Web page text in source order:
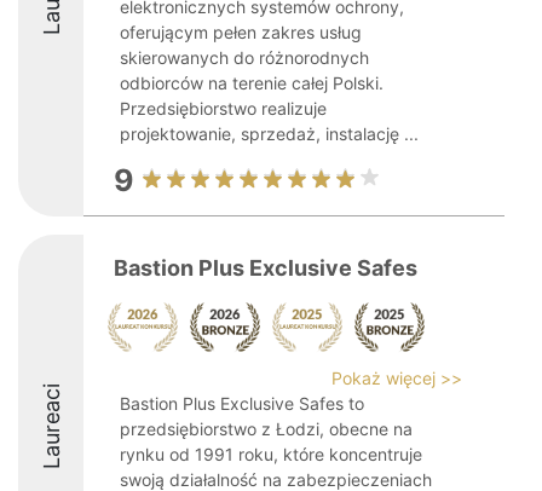
elektronicznych systemów ochrony,
oferującym pełen zakres usług
skierowanych do różnorodnych
odbiorców na terenie całej Polski.
Przedsiębiorstwo realizuje
projektowanie, sprzedaż, instalację ...
9
Laureaci
Bastion Plus Exclusive Safes
Pokaż więcej >>
Bastion Plus Exclusive Safes to
przedsiębiorstwo z Łodzi, obecne na
rynku od 1991 roku, które koncentruje
swoją działalność na zabezpieczeniach